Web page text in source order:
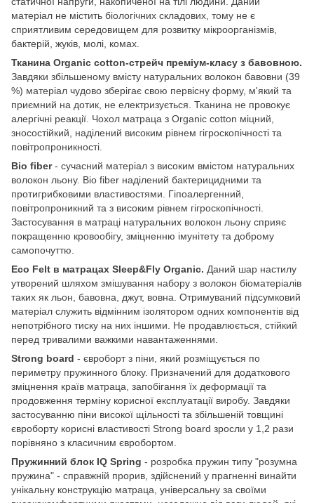
матеріал не містить біологічних складових, тому не є
сприятливим середовищем для розвитку мікроорганізмів,
бактерій, жуків, молі, комах.
Тканина Organic cotton-стрейч преміум-класу з бавовною.
Завдяки збільшеному вмісту натуральних волокон бавовни (39
%) матеріал чудово зберігає свою первісну форму, м'який та
приємний на дотик, не електризується. Тканина не провокує
алергічні реакції. Чохол матраца з Organic cotton міцний,
зносостійкий, наділений високим рівнем гігроскопічності та
повітропроникності.
Bio fiber- сучасний матеріал з високим вмістом натуральних
волокон льону. Bio fiber наділений бактерицидними та
протигрибковими властивостями. Гіпоалергенний,
повітропроникний та з високим рівнем гігроскопічності.
Застосування в матраці натуральних волокон льону сприяє
покращенню кровообігу, зміцненню імунітету та доброму
самопочуттю.
Eco Felt в матрацах Sleep&Fly Organic. Даний шар настилу
утворений шляхом змішування набору з волокон біоматеріалів
таких як льон, бавовна, джут, вовна. Отримуваний підсумковий
матеріал служить відмінним ізолятором одних компонентів від
непотрібного тиску на них іншими. Не продавлюється, стійкий
перед тривалими важкими навантаженнями.
Strong board - євроборт з піни, який розміщується по
периметру пружинного блоку. Призначений для додаткового
зміцнення країв матраца, запобігання їх деформації та
продовження терміну корисної експлуатації виробу. Завдяки
застосуванню піни високої щільності та збільшеній товщині
євроборту корисні властивості Strong board зросли у 1,2 рази
порівняно з класичним євробортом.
Пружинний блок IQ Spring - розробка пружин типу "розумна
пружина" - справжній прорив, здійснений у прагненні винайти
унікальну конструкцію матраца, універсальну за своїми